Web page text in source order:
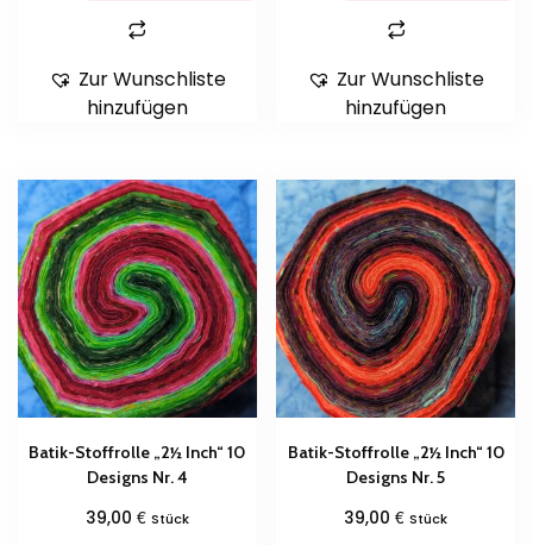
Zur Wunschliste
hinzufügen
Zur Wunschliste
hinzufügen
Batik-Stoffrolle „2½ Inch“ 10
Designs Nr. 4
39,00 € Stück
Batik-Stoffrolle „2½ Inch“ 10
Designs Nr. 5
39,00€ Stück